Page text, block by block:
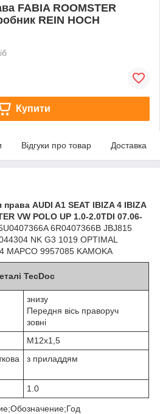
FABIA ROOMSTER
REIN HOCH
Купити
Відгуки про товар Доставка
AUDI A1 SEAT IBIZA 4 IBIZA
VW POLO UP 1.0-2.0TDI 07.06-
6R0407366B JBJ815
NK G3 1019 OPTIMAL
MAPCO 9957085 KAMOKA
TecDoc
знизу
Передня вісь праворуч
зовні
M12x1,5
з приладдям
1.0